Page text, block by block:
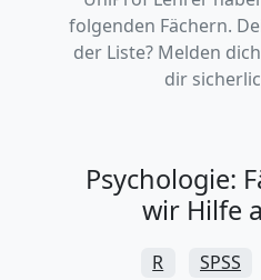
folgenden Fächern.
der Liste? Melden
dir
Psychologie:
wir Hilfe
R SPSS